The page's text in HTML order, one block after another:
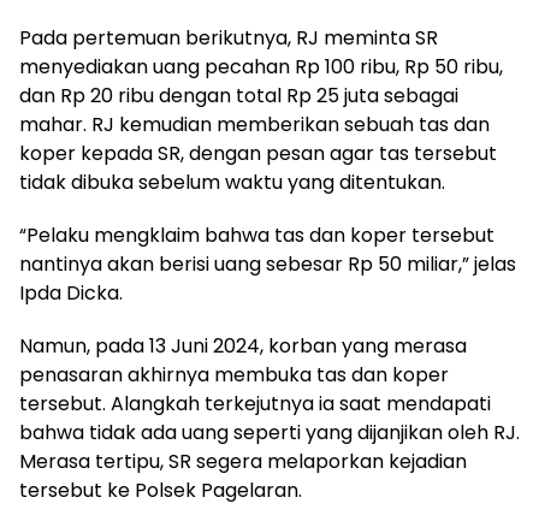
Pada pertemuan berikutnya, RJ meminta SR
menyediakan uang pecahan Rp 100 ribu, Rp 50 ribu,
dan Rp 20 ribu dengan total Rp 25 juta sebagai
mahar. RJ kemudian memberikan sebuah tas dan
koper kepada SR, dengan pesan agar tas tersebut
tidak dibuka sebelum waktu yang ditentukan.
“Pelaku mengklaim bahwa tas dan koper tersebut
nantinya akan berisi uang sebesar Rp 50 miliar,” jelas
Ipda Dicka.
Namun, pada 13 Juni 2024, korban yang merasa
penasaran akhirnya membuka tas dan koper
tersebut. Alangkah terkejutnya ia saat mendapati
bahwa tidak ada uang seperti yang dijanjikan oleh RJ.
Merasa tertipu, SR segera melaporkan kejadian
tersebut ke Polsek Pagelaran.